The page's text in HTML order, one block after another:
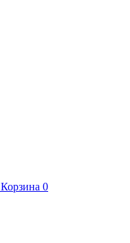
Корзина 0